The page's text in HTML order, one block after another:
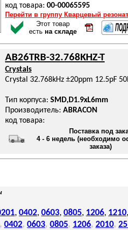
код товара: 00-00065595
Перейти в группу Кварцевый
Этот товар
есть на складе
AB26TRB-32.768KHZ-T
Crystals
Crystal 32.768kHz ±20ppm 12.5pF
Тип корпуса: SMD,D1.9xL6mm
Производитель: ABRACON
код товара:
Поставка под
4 - 6 недель (необходимо
заказа)
, 0402, 0603, 0805, 1206, 1210,
, 0402, 0603, 0805, 1206, 2010,